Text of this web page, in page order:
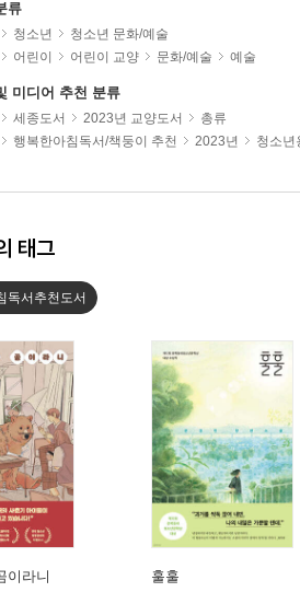
류
청소년
청소년 문화/예술
어린이 어린이 교양 문화/예술 예술
미디어 추천 분류
세종도서 2023년 교양도서
총류
행복한아침독서/책둥이 추천 2023년 청소년
태그
독서추천도서
이라니 훌훌